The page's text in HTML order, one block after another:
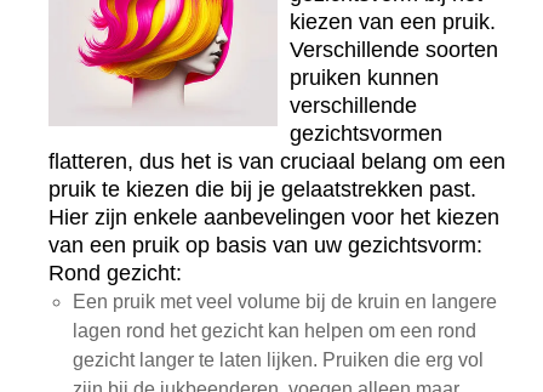
kiezen van een pruik.
Verschillende soorten
pruiken kunnen
verschillende
gezichtsvormen
flatteren, dus het is van cruciaal belang om een
pruik te kiezen die bij je gelaatstrekken past.
Hier zijn enkele aanbevelingen voor het kiezen
van een pruik op basis van uw gezichtsvorm:
Rond gezicht:
Een pruik met veel volume bij de kruin en langere
lagen rond het gezicht kan helpen om een rond
gezicht langer te laten lijken. Pruiken die erg vol